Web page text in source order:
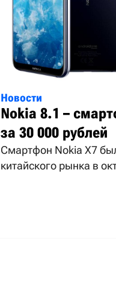
Новости
Nokia 8.1 –
за 30 000 рублей
Смартфон Nokia X7
китайского рынка в